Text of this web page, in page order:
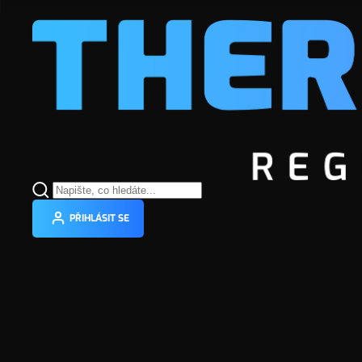
PŘIHLÁSIT SE
POKOJOVÉ TERMOSTATY DRÁTOVÉ